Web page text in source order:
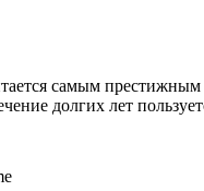
самым
долгих лет